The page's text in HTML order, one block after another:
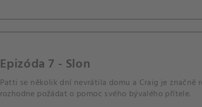
Epizóda 7 - Slon
Patti se několik dní nevrátila domu a Craig je
rozhodne požádat o pomoc svého bývalého přítele.